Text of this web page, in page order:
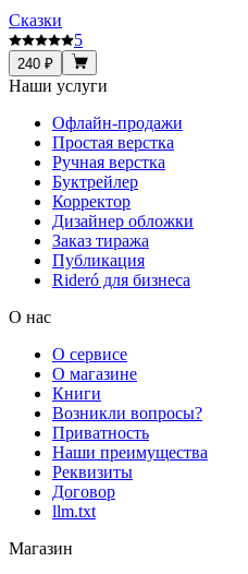
Сказки
5
240 ₽
Наши услуги
Офлайн-продажи
Простая верстка
Ручная верстка
Буктрейлер
Корректор
Дизайнер обложки
Заказ тиража
Публикация
Rideró для бизнеса
О нас
О сервисе
О магазине
Книги
Возникли вопросы?
Приватность
Наши преимущества
Реквизиты
Договор
llm.txt
Магазин